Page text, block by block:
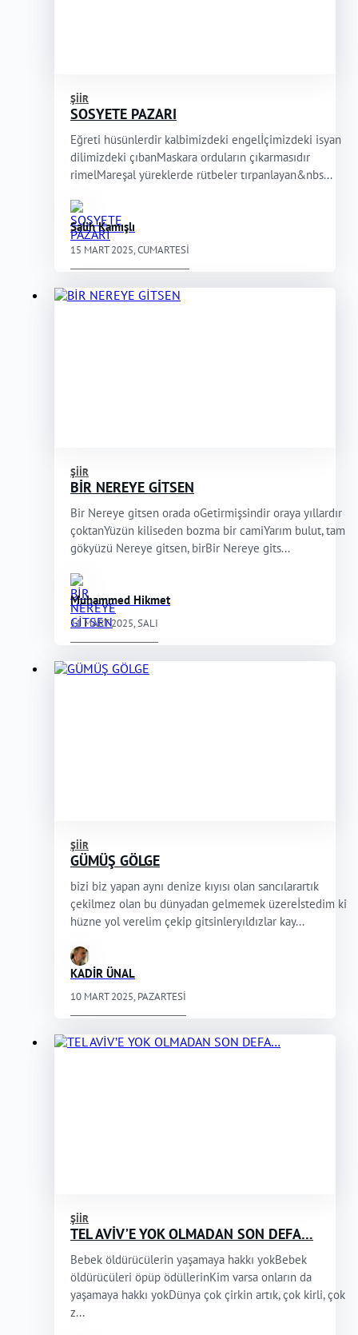
ŞIIR
SOSYETE PAZARI
Eğreti hüsünlerdir kalbimizdeki engelİçimizdeki isyan
dilimizdeki çıbanMaskara orduların çıkarmasıdır
rimelMareşal yüreklerde rütbeler tırpanlayan&nbs...
Salih Kamışlı
15 MART 2025, CUMARTESI
ŞIIR
BİR NEREYE GİTSEN
Bir Nereye gitsen orada oGetirmişsindir oraya yıllardır
çoktanYüzün kiliseden bozma bir camiYarım bulut, tam
gökyüzü Nereye gitsen, birBir Nereye gits...
Muhammed Hikmet
11 MART 2025, SALI
ŞIIR
GÜMÜŞ GÖLGE
bizi biz yapan aynı denize kıyısı olan sancılarartık
çekilmez olan bu dünyadan gelmemek üzereİstedim ki
hüzne yol verelim çekip gitsinleryıldızlar kay...
KADİR ÜNAL
10 MART 2025, PAZARTESI
ŞIIR
TEL AVİV’E YOK OLMADAN SON DEFA…
Bebek öldürücülerin yaşamaya hakkı yokBebek
öldürücüleri öpüp ödüllerinKim varsa onların da
yaşamaya hakkı yokDünya çok çirkin artık, çok kirli, çok
z...